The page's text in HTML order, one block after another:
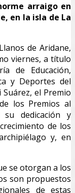
arraigo en
en la isla de La
de Aridane,
viernes, a título
de Educación,
y Deportes del
el Premio
los Premios al
su dedicación y
de los
y, en
se otorgan a los
son propuestos
de estas